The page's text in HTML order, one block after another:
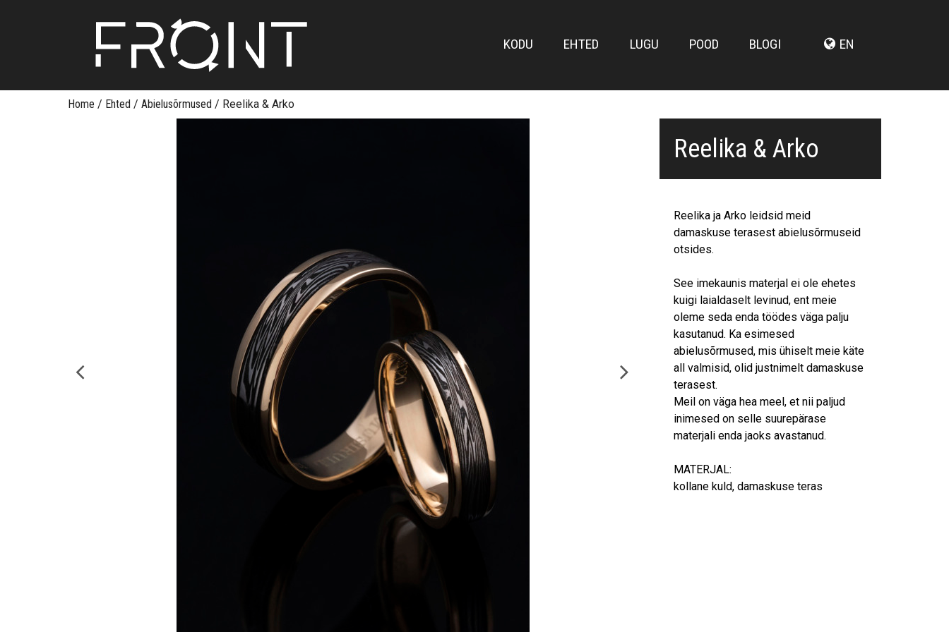
KODU EHTED LUGU POOD BLOGI EN
Home / Ehted / Abielusõrmused / Reelika & Arko
Reelika & Arko
Reelika ja Arko leidsid meid
damaskuse terasest abielusõrmuseid
otsides.
See imekaunis materjal ei ole ehetes
kuigi laialdaselt levinud, ent meie
oleme seda enda töödes väga palju
kasutanud. Ka esimesed
abielusõrmused, mis ühiselt meie käte
all valmisid, olid justnimelt damaskuse
terasest.
Meil on väga hea meel, et nii paljud
inimesed on selle suurepärase
materjali enda jaoks avastanud.
MATERJAL:
kollane kuld, damaskuse teras